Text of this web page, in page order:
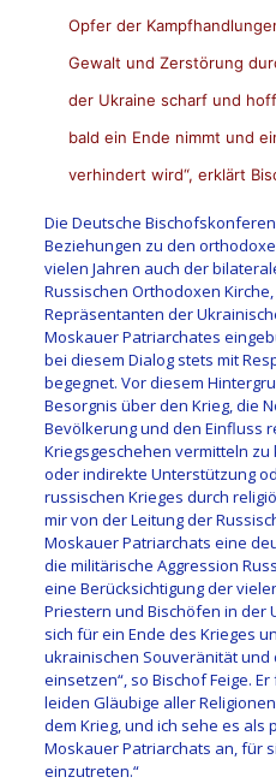
Opfer der
Gewalt und Zerstörung
der Ukraine scharf und
bald ein Ende nimmt und
verhindert wird“, erklärt
Die Deutsche
Beziehungen zu den
vielen Jahren auch der
Russischen Orthodoxen
Repräsentanten der
Moskauer Patriarchates
bei diesem Dialog stets mit
begegnet. Vor diesem
Besorgnis über den Krieg, die
Bevölkerung und den Einfluss
Kriegsgeschehen vermitteln
oder indirekte Unterstützung
russischen Krieges durch
mir von der Leitung der
Moskauer Patriarchats eine
die militärische Aggression
eine Berücksichtigung der
Priestern und Bischöfen in der
sich für ein Ende des Krieges
ukrainischen Souveränität und
einsetzen“, so Bischof Feige.
leiden Gläubige aller
dem Krieg, und ich sehe es
Moskauer Patriarchats an, für
einzutreten.“